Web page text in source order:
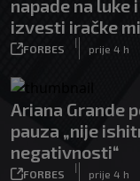
napade na luke
izvesti iračke
FORBES
|
prije 4 h
Ariana Grande
pauza „nije
negativnosti“
FORBES
|
prije 4 h